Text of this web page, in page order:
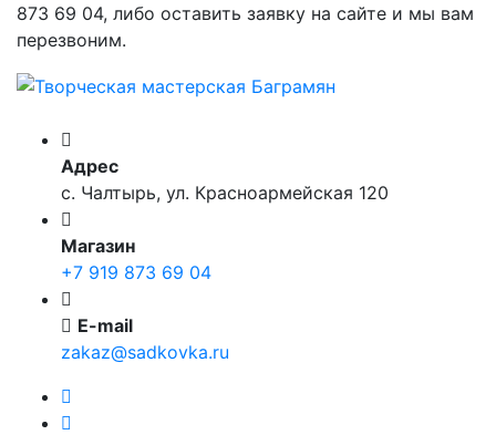
873 69 04, либо оставить заявку на сайте и мы вам
перезвоним.
Адрес
с. Чалтырь, ул. Красноармейская 120
Магазин
+7 919 873 69 04
E-mail
zakaz@sadkovka.ru